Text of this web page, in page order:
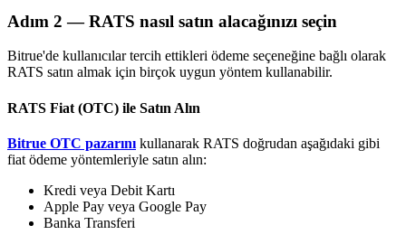
Stake Etmeyi Öğrenin
Pasif gelir kazanma hakkında bilgi edinin
Bitrue
AI
Adım 2 — RATS nasıl satın alacağınızı seçin
Bitrue'de kullanıcılar tercih ettikleri ödeme seçeneğine bağlı olarak
RATS satın almak için birçok uygun yöntem kullanabilir.
RATS Fiat (OTC) ile Satın Alın
Bitrue OTC pazarını kullanarak RATS doğrudan aşağıdaki gibi
fiat ödeme yöntemleriyle satın alın:
Kredi veya Debit Kartı
Apple Pay veya Google Pay
Banka Transferi